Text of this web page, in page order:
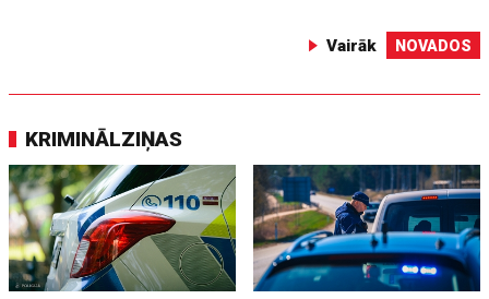
Vairāk NOVADOS
KRIMINĀLZIŅAS